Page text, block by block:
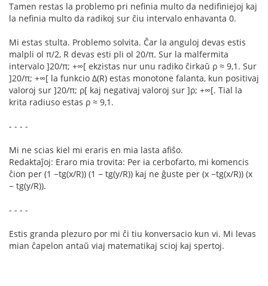
Tamen restas la problemo pri nefinia multo da nedifiniejoj kaj
la nefinia multo da radikoj sur ĉiu intervalo enhavanta 0.
Mi estas stulta. Problemo solvita. Ĉar la anguloj devas estis
malpli ol π/2, R devas esti pli ol 20/π. Sur la malfermita
intervalo ]20/π; +∞[ ekzistas nur unu radiko ĉirkaŭ ρ ≈ 9,1. Sur
]20/π; +∞[ la funkcio Δ(R) estas monotone falanta, kun positivaj
valoroj sur ]20/π; ρ[ kaj negativaj valoroj sur ]ρ; +∞[. Tial la
krita radiuso estas ρ ≈ 9,1.
- - - -
Mi ne scias kiel mi eraris en mia lasta afiŝo.
Redaktaĵoj: Eraro mia trovita: Per ia cerbofarto, mi komencis
ĉion per (1 −tg(x/R)) (1 − tg(y/R)) kaj ne ĝuste per (x −tg(x/R)) (x
− tg(y/R)).
- - - -
Estis granda plezuro por mi ĉi tiu konversacio kun vi. Mi levas
mian ĉapelon antaŭ viaj matematikaj scioj kaj spertoj.